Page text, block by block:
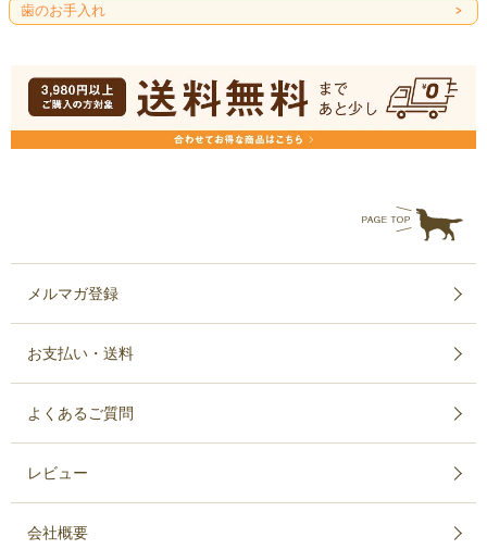
歯のお手入れ
メルマガ登録
お支払い・送料
よくあるご質問
レビュー
会社概要